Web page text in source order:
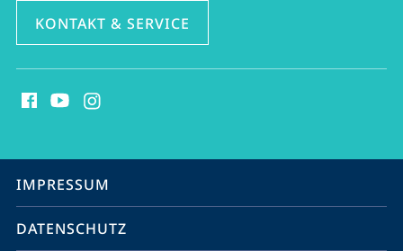
KONTAKT & SERVICE
Media
Service-
Navigation
IMPRESSUM
DATENSCHUTZ